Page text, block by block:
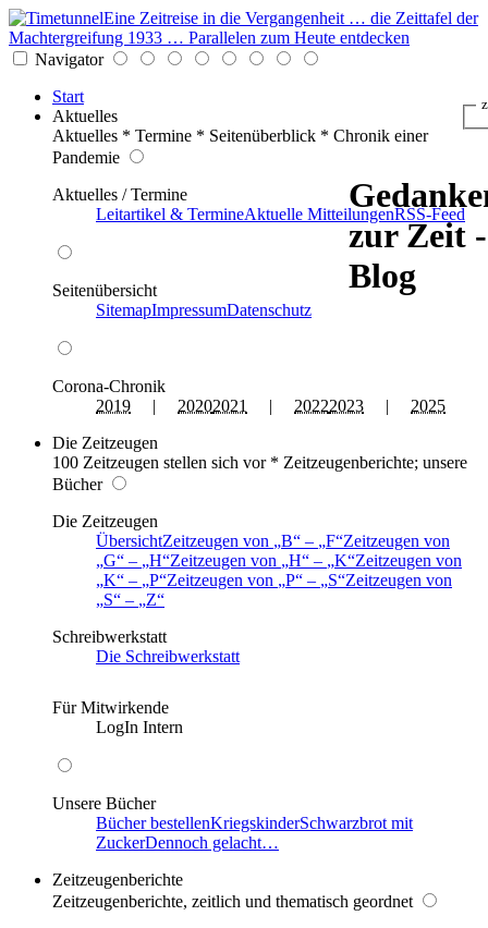
Eine Zeitreise in die Vergangenheit … die Zeittafel der
Machtergreifung 1933 … Parallelen zum Heute entdecken
Navigator
Start
Aktuelles
Aktuelles * Termine * Seitenüberblick * Chronik einer
Pandemie
Aktuelles / Termine
Leitartikel & TermineAktuelle MitteilungenRSS-Feed
Seitenübersicht
SitemapImpressumDatenschutz
Corona-Chronik
2019 | 20202021 | 20222023 | 2025
Die Zeitzeugen
100 Zeitzeugen stellen sich vor * Zeitzeugenberichte; unsere
Bücher
Die Zeitzeugen
ÜbersichtZeitzeugen von B – F Zeitzeugen von
G
– H Zeitzeugen von H – K Zeitzeugen von
K
– P Zeitzeugen von P – S Zeitzeugen von
S
–
Z
Schreibwerkstatt
Die Schreibwerkstatt
Für Mitwirkende
LogIn Intern
Unsere Bücher
Bücher bestellenKriegskinderSchwarzbrot mit
ZuckerDennoch gelacht…
Zeitzeugenberichte
Zeitzeugenberichte, zeitlich und thematisch geordnet
zur Zeit -
Blog